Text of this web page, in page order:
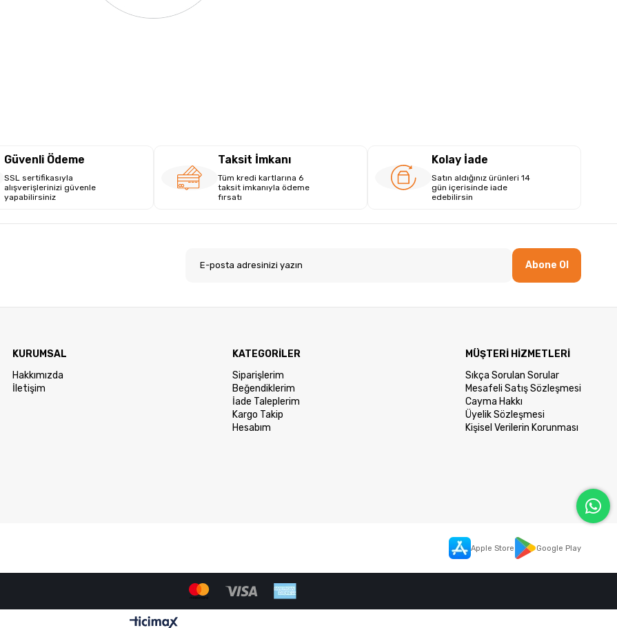
Güvenli Ödeme
SSL sertifikasıyla
alışverişlerinizi güvenle
yapabilirsiniz
Taksit İmkanı
Tüm kredi kartlarına 6
taksit imkanıyla ödeme
fırsatı
Kolay İade
Satın aldığınız ürünleri 14
gün içerisinde iade
edebilirsin
Abone Ol
KURUMSAL
Hakkımızda
İletişim
KATEGORİLER
Siparişlerim
Beğendiklerim
İade Taleplerim
Kargo Takip
Hesabım
MÜŞTERİ HİZMETLERİ
Sıkça Sorulan Sorular
Mesafeli Satış Sözleşmesi
Cayma Hakkı
Üyelik Sözleşmesi
Kişisel Verilerin Korunması
Apple Store Google Play